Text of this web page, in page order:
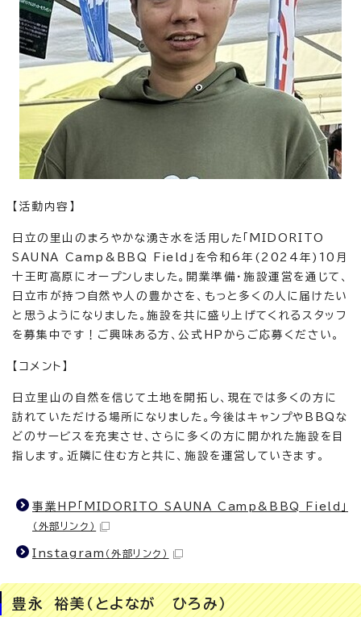
【活動内容】
日立の里山のまろやかな湧き水を活用した「MIDORITO
SAUNA Camp&BBQ Field」を令和6年(2024年)10月
十王町高原にオープンしました。開業準備・施設運営を通じて、
日立市が持つ自然や人の豊かさを、もっと多くの人に届けたい
と思うようになりました。施設を共に盛り上げてくれるスタッフ
を募集中です！ご興味ある方、公式HPからご応募ください。
【コメント】
日立里山の自然を信じて土地を開拓し、現在では多くの方に
訪れていただける場所になりました。今後はキャンプやBBQな
どのサービスを充実させ、さらに多くの方に開かれた施設を目
指します。近隣に住む方と共に、施設を運営していきます。
事業HP「MIDORITO SAUNA Camp&BBQ Field」
（外部リンク）
Instagram （外部リンク）
豊永 裕美（とよなが ひろみ）